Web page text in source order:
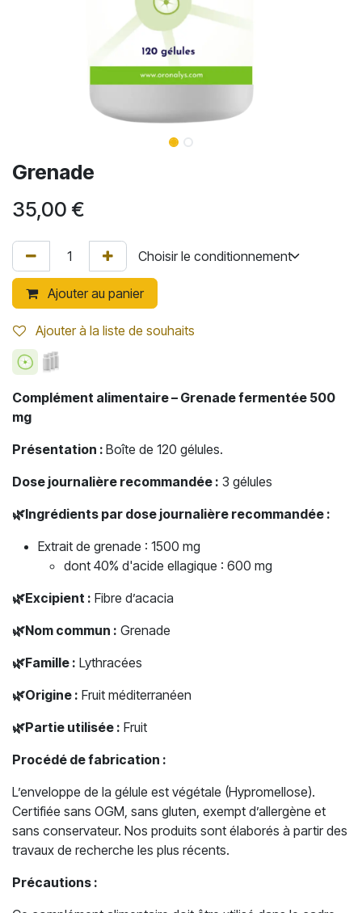
Grenade
35,00 €
Ajouter au panier
Ajouter à la liste de souhaits
Complément alimentaire – Grenade fermentée 500
mg
Présentation : Boîte de 120 gélules.
Dose journalière recommandée : 3 gélules
🌿Ingrédients par dose journalière recommandée :
Extrait de grenade : 1500 mg
dont 40% d'acide ellagique : 600 mg
🌿Excipient : Fibre d’acacia
🌿Nom commun : Grenade
🌿Famille : Lythracées
🌿Origine : Fruit méditerranéen
🌿Partie utilisée : Fruit
Procédé de fabrication :
L’enveloppe de la gélule est végétale (Hypromellose).
Certifiée sans OGM, sans gluten, exempt d’allergène et
sans conservateur. Nos produits sont élaborés à partir des
travaux de recherche les plus récents.
Précautions :